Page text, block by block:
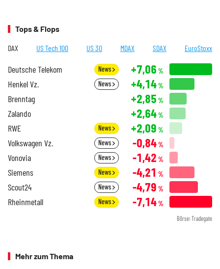
Tops & Flops
DAX US Tech 100 US 30 MDAX SDAX EuroStoxx
Deutsche Telekom News +7,06 %
Henkel Vz. News +4,14%
Brenntag +2,85 %
Zalando +2,64%
RWE News +2,09 %
Volkswagen Vz. News -0,84%
Vonovia News -1,42 %
Siemens News -4,21 %
Scout24 News -4,79 %
Rheinmetall News -7,14%
Börse: Tradegate
Mehr zum Thema